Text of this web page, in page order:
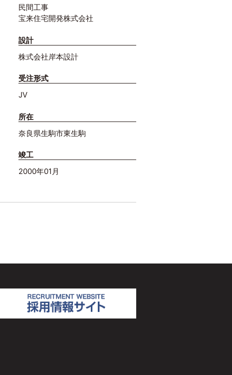
民間工事
宝来住宅開発株式会社
設計
株式会社岸本設計
受注形式
JV
所在
奈良県生駒市東生駒
竣工
2000年01月